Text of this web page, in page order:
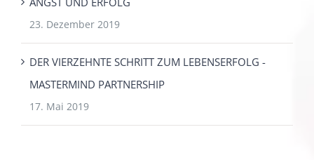
23. Dezember 2019
DER VIERZEHNTE SCHRITT ZUM LEBENSERFOLG -
MASTERMIND PARTNERSHIP
17. Mai 2019